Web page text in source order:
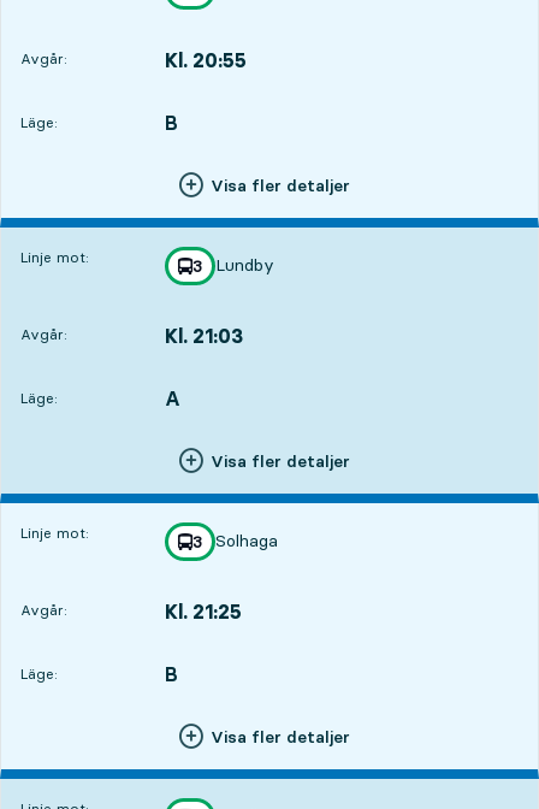
Avgår: Kl. 20:55
Läge:
LÄGE, B
,
Visa fler detaljer
Linje mot: linje
3
mot
Lundby
,
Avgår: Kl. 21:03
Läge:
LÄGE, A
,
Visa fler detaljer
Linje mot: linje
3
mot
Solhaga
,
Avgår: Kl. 21:25
Läge:
LÄGE, B
,
Visa fler detaljer